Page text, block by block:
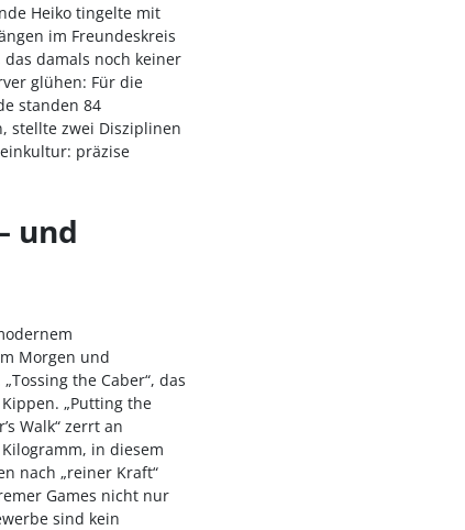
Heiko tingelte mit
im Freundeskreis
damals noch keiner
glühen: Für die
standen 84
stellte zwei Disziplinen
präzise
und
Morgen und
the Caber“, das
„Putting the
Walk“ zerrt an
in diesem
nach „reiner Kraft“
Games nicht nur
sind kein